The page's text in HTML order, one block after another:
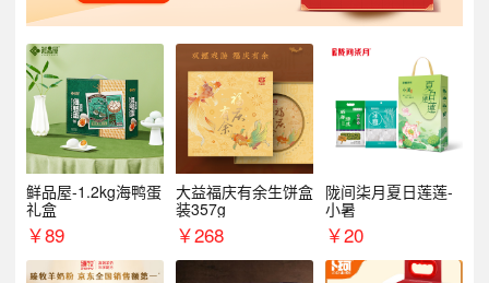
鲜品屋-1.2kg海鸭蛋
礼盒
￥89
大益福庆有余生饼盒
装357g
￥268
陇间柒月夏日莲莲-
小暑
￥20